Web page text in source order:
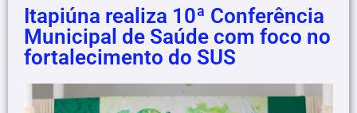
Itapiúna realiza 10ª Conferência
Municipal de Saúde com foco no
fortalecimento do SUS